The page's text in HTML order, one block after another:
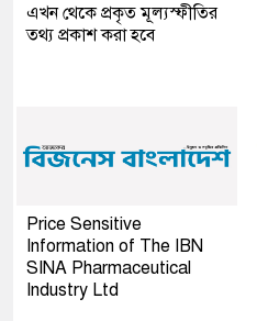
এখন থেকে প্রকৃত মূল্যস্ফীতির
তথ্য প্রকাশ করা হবে
Price Sensitive
Information of The IBN
SINA Pharmaceutical
Industry Ltd